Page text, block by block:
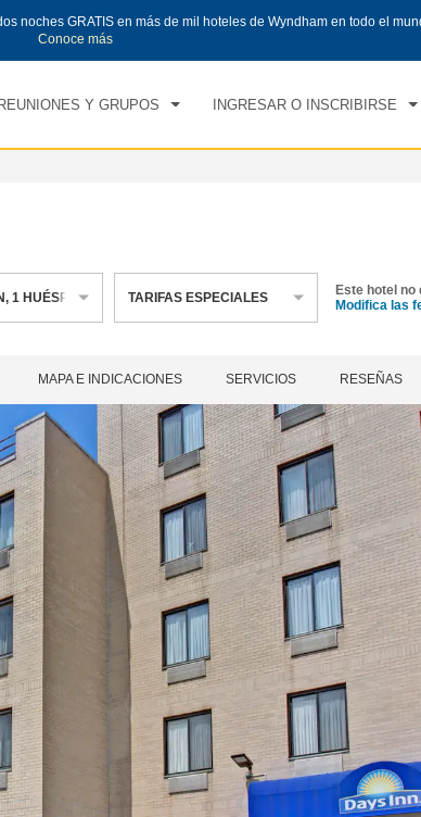
noches GRATIS en más de mil hoteles de Wyndham en todo el
Conoce más
Y GRUPOS INGRESAR O INSCRIBIRSE
OUT
07 AGO 2026
,1 HUÉSPED TARIFAS ESPECIALES
Este hotel
Modifica las
MAPA E INDICACIONES SERVICIOS RESEÑAS